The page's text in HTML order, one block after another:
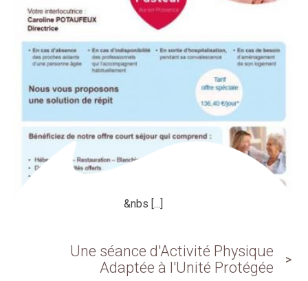
&nbs [...]
Une séance d'Activité Physique
Adaptée à l'Unité Protégée